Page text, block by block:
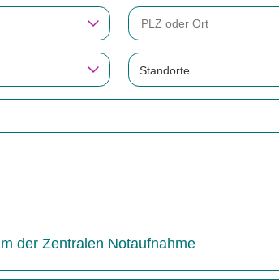
Standorte
der Zentralen Notaufnahme